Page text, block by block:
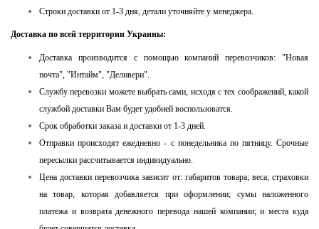
Строки доставки от 1-3 дня, детали уточняйте у менеджера.
Доставка по всей территории Украины:
Доставка производится с помощью компаний перевозчиков: "Новая
почта", "Интайм", "Деливери".
Службу перевозки можете выбрать сами, исходя с тех соображений, какой
службой доставки Вам будет удобней воспользоватся.
Срок обработки заказа и доставки от 1-3 дней.
Отправки происходят ежедневно - с понедельника по пятницу. Срочные
пересылки рассчитывается индивидуально.
Цена доставки перевозчика зависит от: габаритов товара; веса; страховки
на товар, которая добавляется при оформлении; сумы наложенного
платежа и возврата денежного перевода нашей компании; и места куда